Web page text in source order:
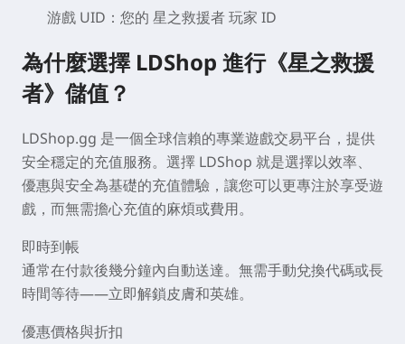
游戲 UID：您的 星之救援者玩家 ID
為什麼選擇 LDShop 進行《星之救援
者》儲值？
LDShop.gg 是一個全球信賴的專業遊戲交易平台，提供
安全穩定的充值服務。選擇 LDShop 就是選擇以效率、
優惠與安全為基礎的充值體驗，讓您可以更專注於享受遊
戲，而無需擔心充值的麻煩或費用。
即時到帳
通常在付款後幾分鐘內自動送達。無需手動兌換代碼或長
時間等待——立即解鎖皮膚和英雄。
優惠價格與折扣